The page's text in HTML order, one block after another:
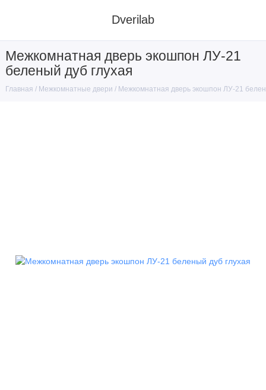
Dverilab
Межкомнатная дверь экошпон ЛУ-21
беленый дуб глухая
Главная Межкомнатные двери Межкомнатная дверь экошпон ЛУ-21